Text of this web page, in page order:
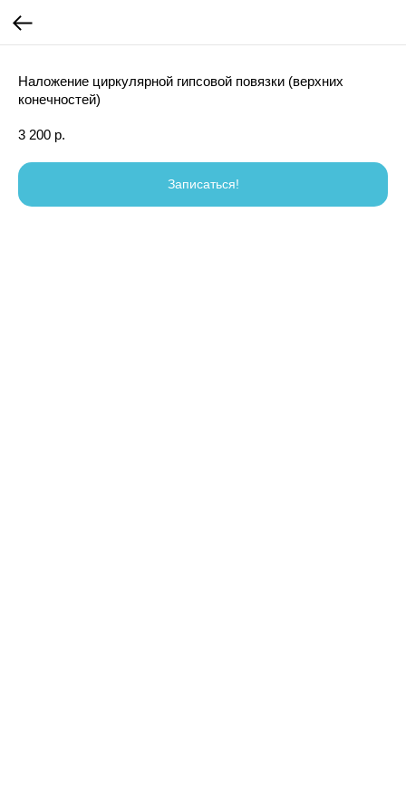
Наложение циркулярной гипсовой повязки (верхних
конечностей)
3 200 р.
Записаться!